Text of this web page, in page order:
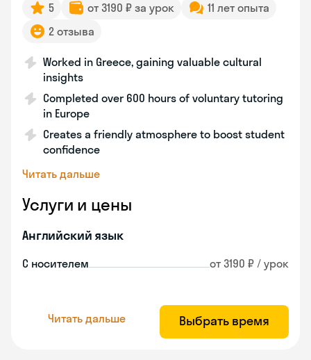
5 от 3190 ₽ за урок
11 лет опыта
2 отзыва
Worked in Greece, gaining valuable cultural
insights
Completed over 600 hours of voluntary tutoring
in Europe
Creates a friendly atmosphere to boost student
confidence
Читать дальше
Услуги и цены
Английский язык
С носителем от 3190 ₽ / урок
Читать дальше Выбрать время